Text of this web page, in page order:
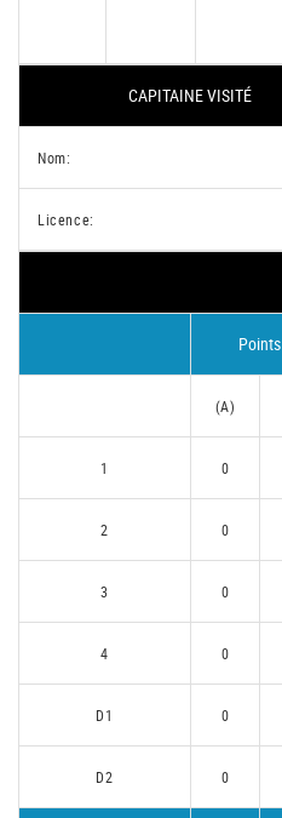
CAPITAINE VISITÉ
Nom:
Licence:
Points
(A)
1 0
2 0
3 0
4 0
D1 0
D2 0